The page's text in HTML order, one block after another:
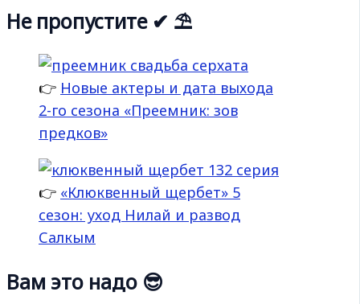
Не пропустите ✔ ⛱
👉 Новые актеры и дата выхода
2-го сезона «Преемник: зов
предков»
👉 «Клюквенный щербет» 5
сезон: уход Нилай и развод
Салкым
Вам это надо 😎